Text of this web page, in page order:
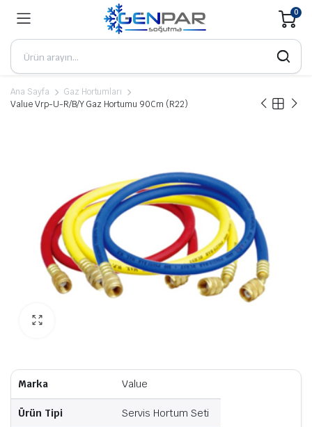
0
Ana Sayfa
Gaz Hortumları
Value Vrp-U-R/B/Y Gaz Hortumu 90Cm (R22)
Marka Value
Ürün Tipi Servis Hortum Seti